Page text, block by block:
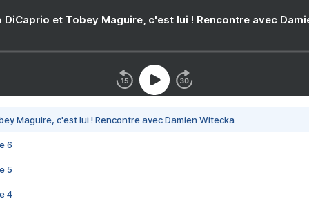
DiCaprio et Tobey Maguire, c'est lui ! Rencontre avec
Maguire, c'est lui ! Rencontre avec Damien Witecka
6
5
4